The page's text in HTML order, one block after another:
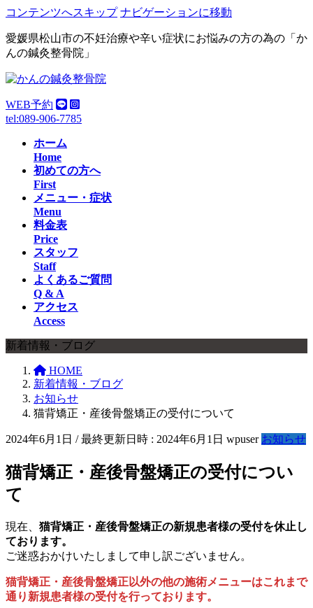
コンテンツへスキップ ナビゲーションに移動
愛媛県松山市の不妊治療や辛い症状にお悩みの方の為の「か
んの鍼灸整骨院」
WEB予約
tel:089-906-7785
ホーム
Home
初めての方へ
First
メニュー・症状
Menu
料金表
Price
スタッフ
Staff
よくあるご質問
Q & A
アクセス
Access
新着情報・ブログ
HOME
新着情報・ブログ
お知らせ
猫背矯正・産後骨盤矯正の受付について
2024年6月1日 / 最終更新日時 : 2024年6月1日 wpuser お知らせ
猫背矯正・産後骨盤矯正の受付につい
て
現在、 猫背矯正・産後骨盤矯正の新規患者様の受付を休止し
ております。
ご迷惑おかけいたしまして申し訳ございません。
猫背矯正・産後骨盤矯正以外の他の施術メニューはこれまで
通り新規患者様の受付を行っております。